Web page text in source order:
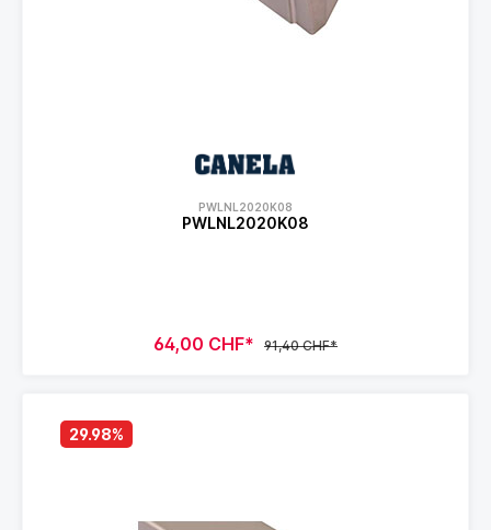
PWLNL2020K08
PWLNL2020K08
64,00 CHF* 91,40 CHF*
29.98%